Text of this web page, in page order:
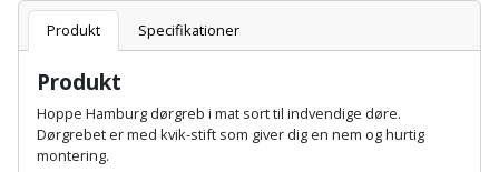
Fugtsikring
Garageport
Gelænder
Fugepistol
skumpistol
Gevindskærer
Betonsliber
Bindemaskine
Bits
Motorenhed
Motorsav
og
kædesav
Brænde
Brændeovn
Brandslukker
og
afrensning
Spartelmasse
til
væg
Rør
fittings
Stålvask
Guides
Produkt Specifikationer
Produkt
Hoppe Hamburg dørgreb i mat sort til indvendige døre.
Dørgrebet er med kvik-stift som giver dig en nem og hurtig
montering.